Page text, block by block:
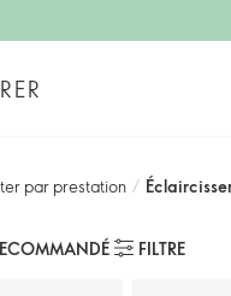
par prestation /
FILTRE